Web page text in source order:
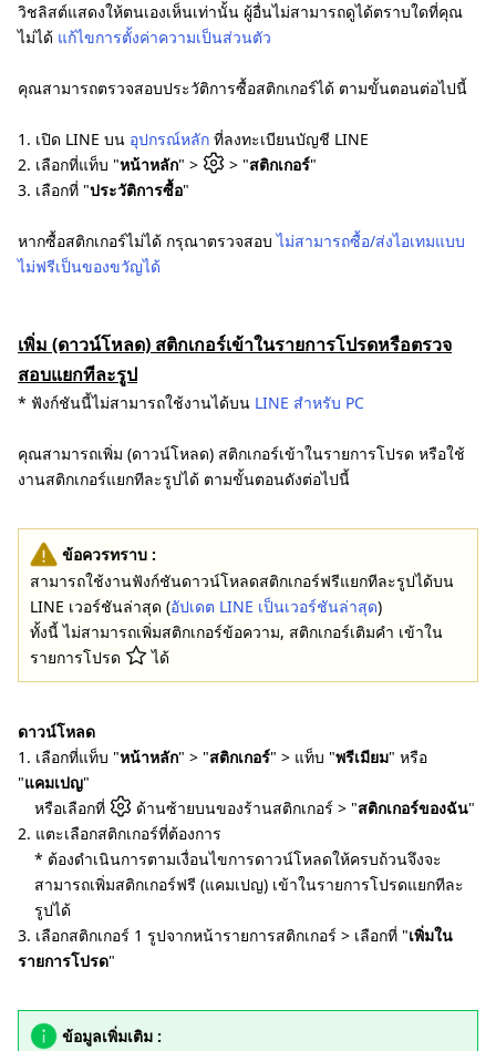
วิชลิสต์แสดงให้ตนเองเห็นเท่านั้น ผู้อื่นไม่สามารถดูได้ตราบใดที่คุณ
ไม่ได้ แก้ไขการตั้งค่าความเป็นส่วนตัว
คุณสามารถตรวจสอบประวัติการซื้อสติกเกอร์ได้ ตามขั้นตอนต่อไปนี้
1. เปิด LINE บน อุปกรณ์หลัก ที่ลงทะเบียนบัญชี LINE
2. เลือกที่แท็บ "หน้าหลัก" > > "สติกเกอร์"
3. เลือกที่ "ประวัติการซื้อ"
หากซื้อสติกเกอร์ไม่ได้ กรุณาตรวจสอบไม่สามารถซื้อ/ส่งไอเทมแบบ
ไม่ฟรีเป็นของขวัญได้
เพิ่ม (ดาวน์โหลด) สติกเกอร์เข้าในรายการโปรดหรือตรวจ
สอบแยกทีละรูป
* ฟังก์ชันนี้ไม่สามารถใช้งานได้บน LINE สำหรับ PC
คุณสามารถเพิ่ม (ดาวน์โหลด) สติกเกอร์เข้าในรายการโปรด หรือใช้
งานสติกเกอร์แยกทีละรูปได้ ตามขั้นตอนดังต่อไปนี้
ข้อควรทราบ :
สามารถใช้งานฟังก์ชันดาวน์โหลดสติกเกอร์ฟรีแยกทีละรูปได้บน
LINE เวอร์ชันล่าสุด (อัปเดต LINE เป็นเวอร์ชันล่าสุด)
ทั้งนี้ ไม่สามารถเพิ่มสติกเกอร์ข้อความ, สติกเกอร์เติมคำ เข้าใน
รายการโปรด
ได้
ดาวน์โหลด
1. เลือกที่แท็บ "หน้าหลัก" > "สติกเกอร์" > แท็บ "พรีเมียม" หรือ
"แคมเปญ"
หรือเลือกที่
ด้านซ้ายบนของร้านสติกเกอร์ > "สติกเกอร์ของฉัน"
2. แตะเลือกสติกเกอร์ที่ต้องการ
* ต้องดำเนินการตามเงื่อนไขการดาวน์โหลดให้ครบถ้วนจึงจะ
สามารถเพิ่มสติกเกอร์ฟรี (แคมเปญ) เข้าในรายการโปรดแยกทีละ
รูปได้
3. เลือกสติกเกอร์ 1 รูปจากหน้ารายการสติกเกอร์ > เลือกที่ "เพิ่มใน
รายการโปรด"
ข้อมูลเพิ่มเติม :